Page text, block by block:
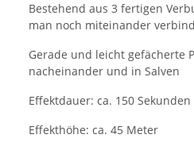
Bestehend aus 3 fertigen
man noch miteinander
Gerade und leicht gefächerte
nacheinander und in Salven
Effektdauer: ca. 150 Sekunden
Effekthöhe: ca. 45 Meter